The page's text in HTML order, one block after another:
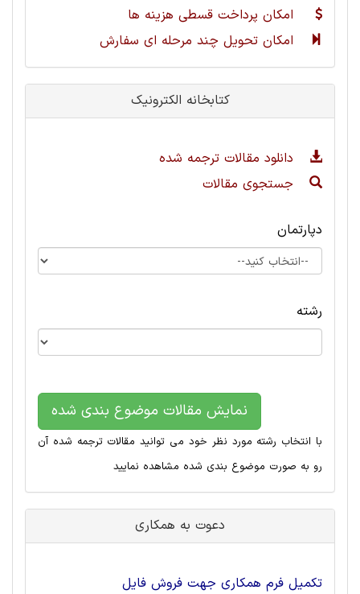
امکان پرداخت قسطی هزینه ها
امکان تحویل چند مرحله ای سفارش
کتابخانه الکترونیک
دانلود مقالات ترجمه شده
جستجوی مقالات
دپارتمان
رشته
نمایش مقالات موضوع بندی شده
با انتخاب رشته مورد نظر خود می توانید مقالات ترجمه شده آن
رو به صورت موضوع بندی شده مشاهده نمایید
دعوت به همکاری
تکمیل فرم همکاری جهت فروش فایل